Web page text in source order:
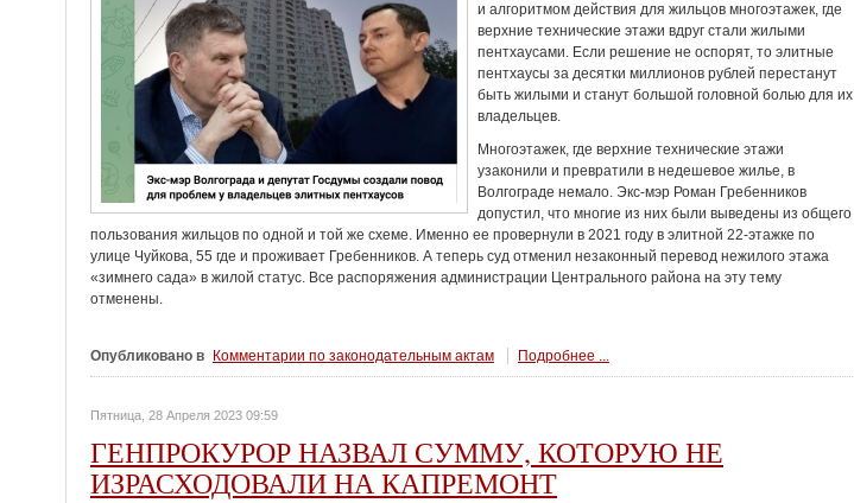
и алгоритмом действия для жильцов многоэтажек, где
верхние технические этажи вдруг стали жилыми
пентхаусами. Если решение не оспорят, то элитные
пентхаусы за десятки миллионов рублей перестанут
быть жилыми и станут большой головной болью для их
владельцев.
Многоэтажек, где верхние технические этажи
узаконили и превратили в недешевое жилье, в
Волгограде немало. Экс-мэр Роман Гребенников
допустил, что многие из них были выведены из общего
пользования жильцов по одной и той же схеме. Именно ее провернули в 2021 году в элитной 22-этажке по
улице Чуйкова, 55 где и проживает Гребенников. А теперь суд отменил незаконный перевод нежилого этажа
«зимнего сада» в жилой статус. Все распоряжения администрации Центрального района на эту тему
отменены.
Опубликовано в Комментарии по законодательным актам Подробнее ...
Пятница, 28 Апреля 2023 09:59
ГЕНПРОКУРОР НАЗВАЛ СУММУ, КОТОРУЮ НЕ
ИЗРАСХОДОВАЛИ НА КАПРЕМОНТ